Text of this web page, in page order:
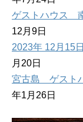
ゲストハウス
12月9日
2023年 12月15
月20日
宮古島 ゲスト
年1月26日